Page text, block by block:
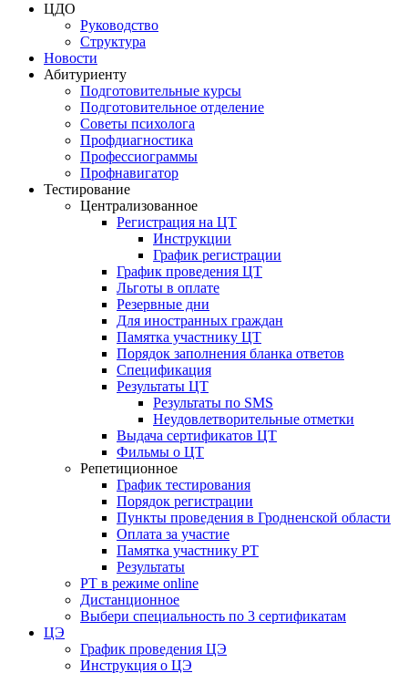
ЦДО
Руководство
Структура
Новости
Абитуриенту
Подготовительные курсы
Подготовительное отделение
Советы психолога
Профдиагностика
Профессиограммы
Профнавигатор
Тестирование
Централизованное
Регистрация на ЦТ
Инструкции
График регистрации
График проведения ЦТ
Льготы в оплате
Резервные дни
Для иностранных граждан
Памятка участнику ЦТ
Порядок заполнения бланка ответов
Спецификация
Результаты ЦТ
Результаты по SMS
Неудовлетворительные отметки
Выдача сертификатов ЦТ
Фильмы о ЦТ
Репетиционное
График тестирования
Порядок регистрации
Пункты проведения в Гродненской области
Оплата за участие
Памятка участнику РТ
Результаты
РТ в режиме online
Дистанционное
Выбери специальность по 3 сертификатам
ЦЭ
График проведения ЦЭ
Инструкция о ЦЭ